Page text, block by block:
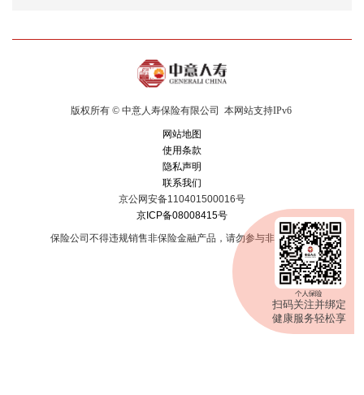
版权所有 © 中意人寿保险有限公司 本网站支持IPv6
网站地图
使用条款
隐私声明
联系我们
京公网安备110401500016号
京ICP备08008415号
保险公司不得违规销售非保险金融产品，请勿参与非法集资。
扫码关注并绑定
健康服务轻松享